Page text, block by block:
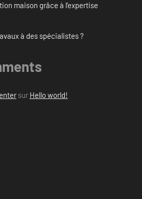
maison grâce à l’expertise
à des spécialistes ?
sur Hello world!